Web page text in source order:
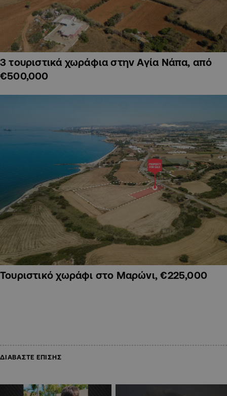
3 τουριστικά χωράφια στην Αγία Νάπα, από
€500,000
Τουριστικό χωράφι στο Μαρώνι, €225,000
ΔΙΑΒΑΣΤΕ ΕΠΙΣΗΣ